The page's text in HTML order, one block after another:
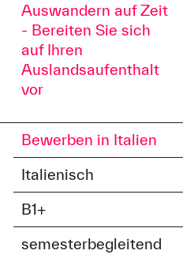
Auswandern auf Zeit
- Bereiten Sie sich
auf Ihren
Auslandsaufenthalt
vor
Bewerben in Italien
Italienisch
B1+
semesterbegleitend